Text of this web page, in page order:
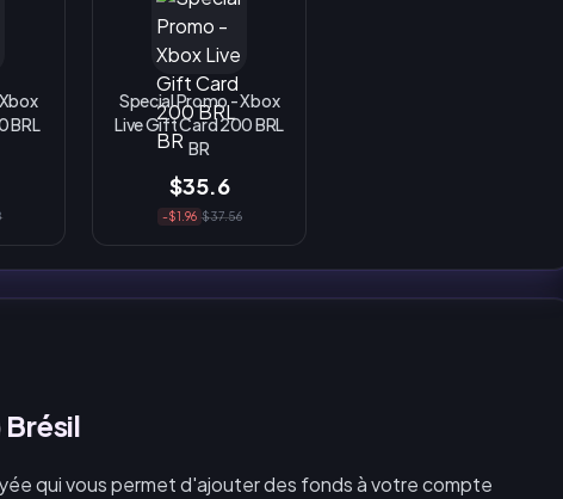
BRL
Special Promo - Xbox
Live Gift Card 200 BRL
BR
$35.6
-$1.96 $37.56
qui vous permet d'ajouter des fonds à votre compte